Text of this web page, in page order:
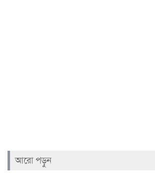
আরো পড়ুন